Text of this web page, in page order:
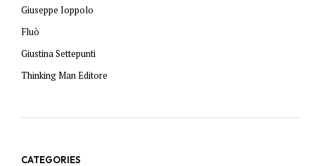
Giuseppe Ioppolo
Fluò
Giustina Settepunti
Thinking Man Editore
CATEGORIES